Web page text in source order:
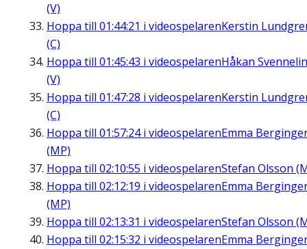
(V)
Hoppa till 01:44:21 i videospelarenKerstin
(C)
Hoppa till 01:45:43 i videospelarenHåkan
(V)
Hoppa till 01:47:28 i videospelarenKerstin
(C)
Hoppa till 01:57:24i videospelarenEmma
(MP)
Hoppa till 02:10:55 i videospelarenStefan Olsson
Hoppa till 02:12:19 i videospelarenEmma
(MP)
Hoppa till 02:13:31 i videospelarenStefan Olsson
Hoppa till 02:15:32 i videospelarenEmma